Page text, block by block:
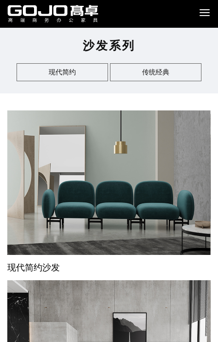
沙发系列
现代简约 传统经典
现代简约沙发